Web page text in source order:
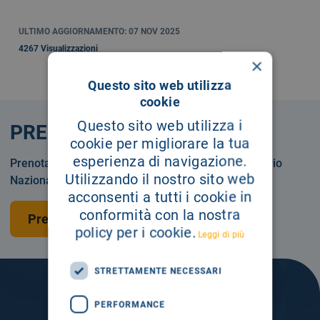
ULTIMO AGGIORNAMENTO: 07 NOV 2025
4267 Visualizzazioni
PRENOTA
Prenotare una visita o un esame in Servizio Sanitario
Nazionale o privatamente.
Prenota una visita
×
Questo sito web utilizza
cookie
Questo sito web utilizza i
cookie per migliorare la tua
esperienza di navigazione.
Utilizzando il nostro sito web
acconsenti a tutti i cookie in
conformità con la nostra
policy per i cookie. Leggi di più
STRETTAMENTE NECESSARI
PERFORMANCE